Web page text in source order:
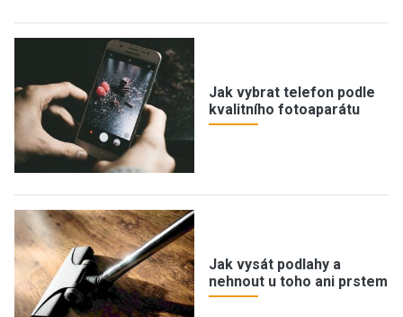
Jak vybrat telefon podle
kvalitního fotoaparátu
Jak vysát podlahy a
nehnout u toho ani prstem